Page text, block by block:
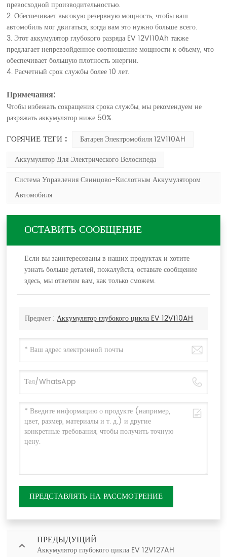
превосходной производительностью.
2. Обеспечивает высокую резервную мощность, чтобы ваш
автомобиль мог двигаться, когда вам это нужно больше всего.
3. Этот аккумулятор глубокого разряда EV 12V110Ah также
предлагает непревзойденное соотношение мощности к объему, что
обеспечивает большую плотность энергии.
4. Расчетный срок службы более 10 лет.
Примечания:
Чтобы избежать сокращения срока службы, мы рекомендуем не
разряжать аккумулятор ниже 50%.
ГОРЯЧИЕ ТЕГИ :
Батарея Электромобиля 12V110AH
Аккумулятор Для Электрического Велосипеда
Система Управления Свинцово-Кислотным Аккумулятором
Автомобиля
ОСТАВИТЬ СООБЩЕНИЕ
Если вы заинтересованы в наших продуктах и хотите
узнать больше деталей, пожалуйста, оставьте сообщение
здесь, мы ответим вам, как только сможем.
Предмет :Аккумулятор глубокого цикла EV 12V110AH
ПРЕДСТАВЛЯТЬ НА РАССМОТРЕНИЕ
ПРЕДЫДУЩИЙ
Аккумулятор глубокого цикла EV 12V127AH